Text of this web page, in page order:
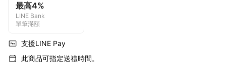
最高4%
LINE Bank
單筆滿額
支援LINE Pay
此商品可指定送禮時間。